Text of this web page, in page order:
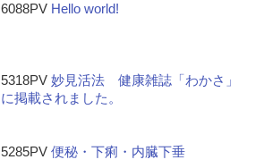
6088PV Hello world!
5318PV妙見活法 健康雑誌「わかさ」
に掲載されました。
5285PV便秘・下痢・内臓下垂